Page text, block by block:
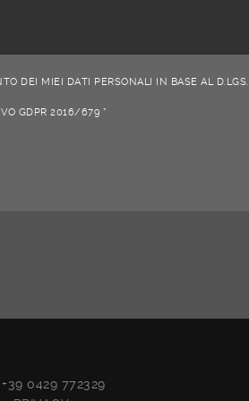
DEI MIEI DATI PERSONALI IN BASE AL D.LGS.
GDPR 2016/679 *
0429 772329